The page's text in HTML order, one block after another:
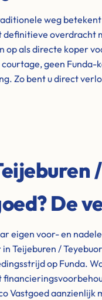
weg
overdracht
op als directe koper
geen Funda-
Zo bent u direct
De
eigen voor- en
Teijeburen /
op Funda.
Vastgoed aanzienlijk